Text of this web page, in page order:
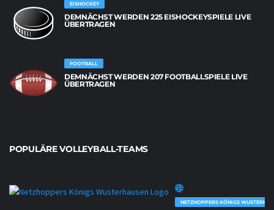
EISHOCKEY
DEMNÄCHST WERDEN 225 EISHOCKEYSPIELE LIVE
ÜBERTRAGEN
FOOTBALL
DEMNÄCHST WERDEN 207 FOOTBALLSPIELE LIVE
ÜBERTRAGEN
POPULÄRE VOLLEYBALL-TEAMS
NETZHOPPERS KÖNIGS